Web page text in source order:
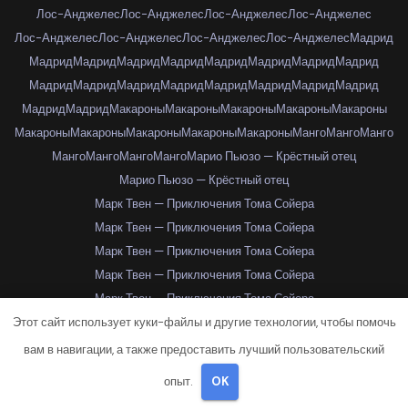
Лос-АнджелесЛос-АнджелесЛос-АнджелесЛос-Анджелес
Лос-АнджелесЛос-АнджелесЛос-АнджелесЛос-АнджелесМадрид
МадридМадридМадридМадридМадридМадридМадридМадрид
МадридМадридМадридМадридМадридМадридМадридМадрид
МадридМадридМакароныМакароныМакароныМакароныМакароны
МакароныМакароныМакароныМакароныМакароныМангоМангоМанго
МангоМангоМангоМангоМарио Пьюзо — Крёстный отец
Марио Пьюзо — Крёстный отец
Марк Твен — Приключения Тома Сойера
Марк Твен — Приключения Тома Сойера
Марк Твен — Приключения Тома Сойера
Марк Твен — Приключения Тома Сойера
Марк Твен — Приключения Тома Сойера
Марк Твен — Приключения Тома Сойера
Марк Твен — Приключения Тома Сойера
Марк Твен — Приключения Тома Сойера
Этот сайт использует куки-файлы и другие технологии, чтобы помочь
вам в навигации, а также предоставить лучший пользовательский
опыт. OK